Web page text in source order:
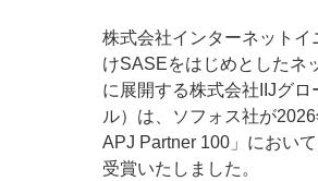
株式会社インターネット
けSASEをはじめとしたネ
に展開する株式会社IIJグ
ル）は、ソフォス社が
APJ Partner 100」におい
受賞いたしました。